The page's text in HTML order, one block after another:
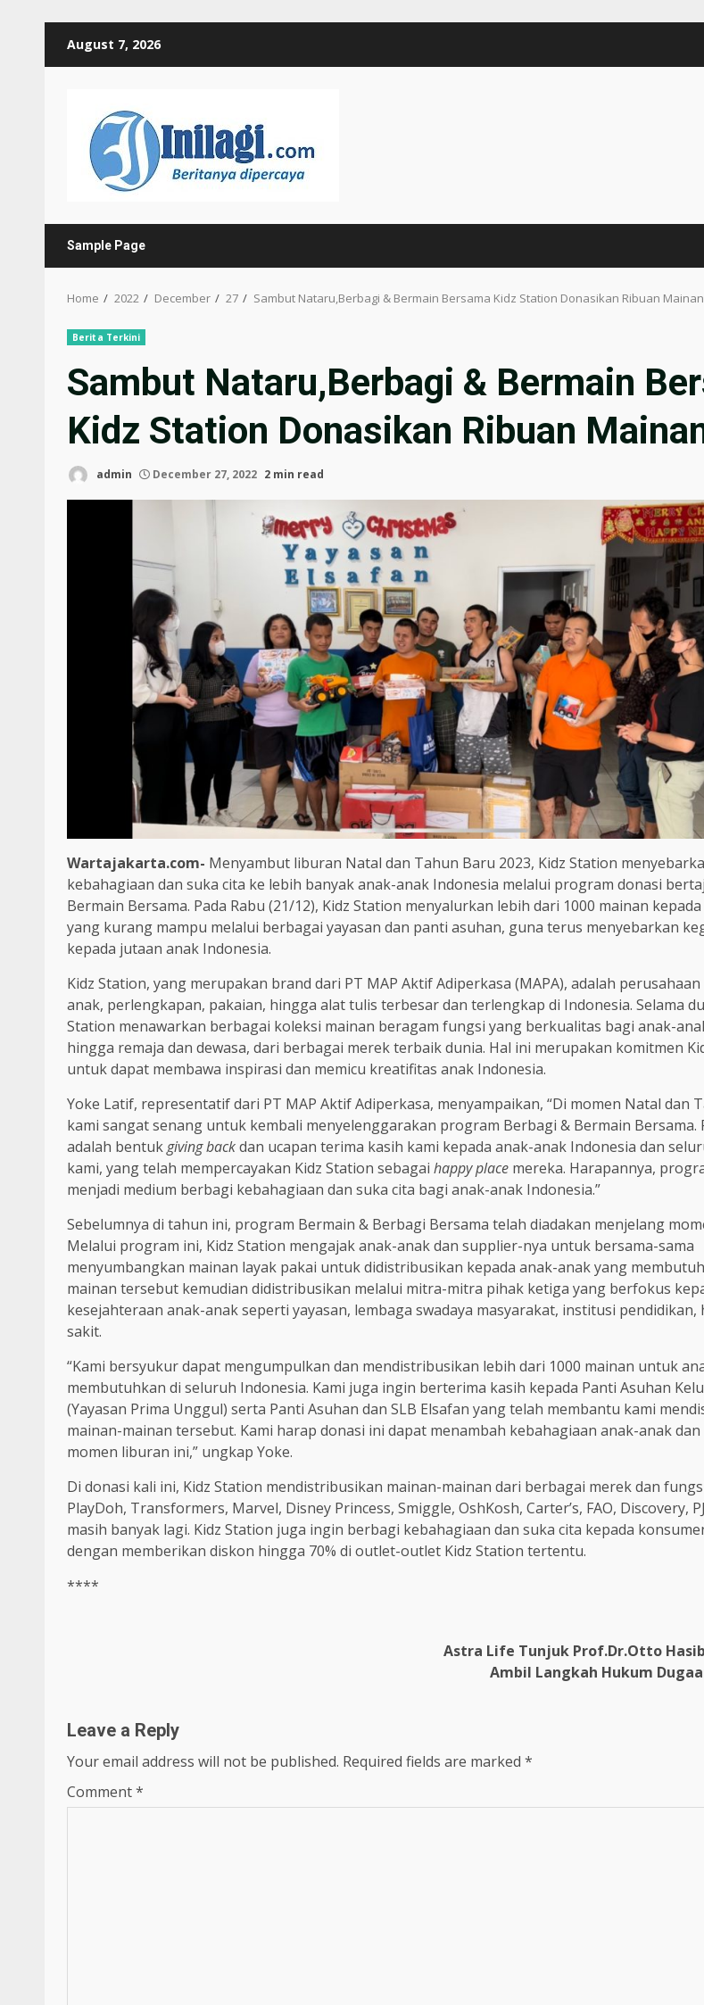
August 7, 2026
Sample Page
Home 2022 December 27 Sambut Nataru,Berbagi & Bermain Bersama Kidz Station Donasikan Ribuan Mainan
Berita Terkini
Sambut Nataru,Berbagi & Bermain
Kidz Station Donasikan Ribuan
admin December 27, 2022 2 min read
Wartajakarta.com- Menyambut liburan Natal dan Tahun Baru 2023, Kidz Station
kebahagiaan dan suka cita ke lebih banyak anak-anak Indonesia melalui program donasi
Bermain Bersama. Pada Rabu (21/12), Kidz Station menyalurkan lebih dari 1000 mainan
yang kurang mampu melalui berbagai yayasan dan panti asuhan, guna terus menyebarkan
kepada jutaan anak Indonesia.
Kidz Station, yang merupakan brand dari PT MAP Aktif Adiperkasa (MAPA), adalah
anak, perlengkapan, pakaian, hingga alat tulis terbesar dan terlengkap di Indonesia. Selama
Station menawarkan berbagai koleksi mainan beragam fungsi yang berkualitas bagi anak-
hingga remaja dan dewasa, dari berbagai merek terbaik dunia. Hal ini merupakan komitmen
untuk dapat membawa inspirasi dan memicu kreatifitas anak Indonesia.
Yoke Latif, representatif dari PT MAP Aktif Adiperkasa, menyampaikan, “Di momen Natal dan
kami sangat senang untuk kembali menyelenggarakan program Berbagi & Bermain Bersama.
adalah bentukgiving backdan ucapan terima kasih kami kepada anak-anak Indonesia dan
kami, yang telah mempercayakan Kidz Station sebagai happy place mereka. Harapannya,
menjadi medium berbagi kebahagiaan dan suka cita bagi anak-anak Indonesia.”
Sebelumnya di tahun ini, program Bermain & Berbagi Bersama telah diadakan menjelang
Melalui program ini, Kidz Station mengajak anak-anak dan supplier-nya untuk bersama-sama
menyumbangkan mainan layak pakai untuk didistribusikan kepada anak-anak yang
mainan tersebut kemudian didistribusikan melalui mitra-mitra pihak ketiga yang berfokus
kesejahteraan anak-anak seperti yayasan, lembaga swadaya masyarakat, institusi
sakit.
“Kami bersyukur dapat mengumpulkan dan mendistribusikan lebih dari 1000 mainan untuk
membutuhkan di seluruh Indonesia. Kami juga ingin berterima kasih kepada Panti Asuhan
(Yayasan Prima Unggul) serta Panti Asuhan dan SLB Elsafan yang telah membantu kami
mainan-mainan tersebut. Kami harap donasi ini dapat menambah kebahagiaan anak-anak
momen liburan ini,” ungkap Yoke.
Di donasi kali ini, Kidz Station mendistribusikan mainan-mainan dari berbagai merek dan
PlayDoh, Transformers, Marvel, Disney Princess, Smiggle, OshKosh, Carter’s, FAO, Discovery,
masih banyak lagi. Kidz Station juga ingin berbagi kebahagiaan dan suka cita kepada
dengan memberikan diskon hingga 70% di outlet-outlet Kidz Station tertentu.
****
Astra Life Tunjuk Prof.Dr.Otto
Ambil Langkah Hukum
Leave a Reply
Your email address will not be published. Required fields are marked *
Comment*